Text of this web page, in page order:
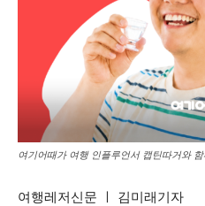
여기어때가 여행 인플루언서 캡틴따거와
여행레저신문 ㅣ 김미래기자